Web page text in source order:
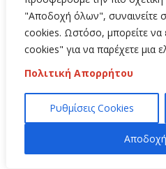
"Αποδοχή όλων", συναινείτε
cookies. Ωστόσο, μπορείτε να
cookies" για να παρέχετε μια
Πολιτική Απορρήτου
Ρυθμίσεις Cookies
Ταγαρά για
Διμηνιού!